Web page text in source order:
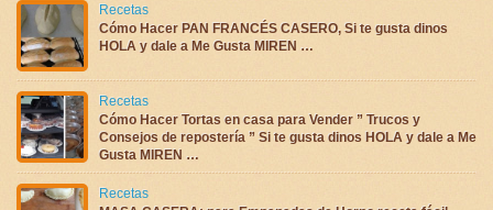
Recetas
Cómo Hacer PAN FRANCÉS CASERO, Si te gusta dinos
HOLA y dale a Me Gusta MIREN …
Recetas
Cómo Hacer Tortas en casa para Vender ” Trucos y
Consejos de repostería ” Si te gusta dinos HOLA y dale a Me
Gusta MIREN …
Recetas